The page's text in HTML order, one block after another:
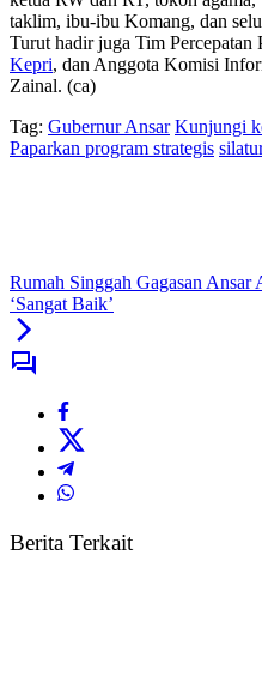
taklim, ibu-ibu Komang, dan
Turut hadir juga Tim Percepatan
Kepri, dan Anggota Komisi
Zainal. (ca)
Tag: Gubernur Ansar Kunjungi
Paparkan program strategis
Rumah Singgah Gagasan
‘Sangat Baik’
Berita Terkait